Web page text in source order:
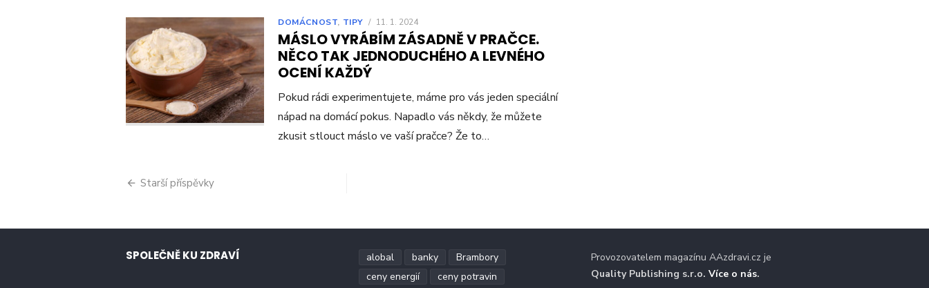
DOMÁCNOST, TIPY / 11. 1. 2024
MÁSLO VYRÁBÍM ZÁSADNĚ V PRAČCE.
NĚCO TAK JEDNODUCHÉHO A LEVNÉHO
OCENÍ KAŽDÝ
Pokud rádi experimentujete, máme pro vás jeden speciální
nápad na domácí pokus. Napadlo vás někdy, že můžete
zkusit stlouct máslo ve vaší pračce? Že to…
Navigace
příspěvky
Starší příspěvky
SPOLEČNĚ KU ZDRAVÍ alobal banky
Brambory
ceny energií
ceny potravin
Provozovatelem magazínu AAzdravi.cz je
Quality Publishing s.r.o.Více o nás.